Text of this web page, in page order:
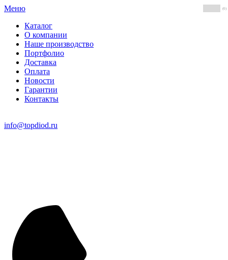
Меню
Каталог
О компании
Наше производство
Портфолио
Доставка
Оплата
Новости
Гарантии
Контакты
info@topdiod.ru
(0)